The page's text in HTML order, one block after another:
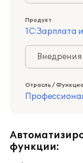
Продукт
1С:Зарплата
Отрасль /
функции: